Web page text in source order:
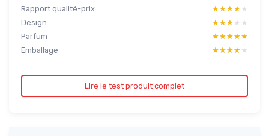
Rapport qualité-prix ★★★★★
★★★★★
Design
★★★★★
★★★★★
Parfum
★★★★★
★★★★★
Emballage
★★★★★
★★★★★
Lire le test produit complet